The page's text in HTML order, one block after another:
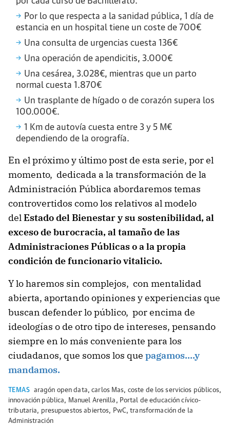
Por lo que respecta a la sanidad pública, 1 día de
estancia en un hospital tiene un coste de 700€
Una consulta de urgencias cuesta 136€
Una operación de apendicitis, 3.000€
Una cesárea, 3.028€, mientras que un parto
normal cuesta 1.870€
Un trasplante de hígado o de corazón supera los
100.000€.
1 Km de autovía cuesta entre 3 y 5 M€
dependiendo de la orografía.
En el próximo y último post de esta serie, por el
momento, dedicada a la transformación de la
Administración Pública abordaremos temas
controvertidos como los relativos al modelo
delEstado del Bienestar y su sostenibilidad, al
exceso de burocracia, al tamaño de las
Administraciones Públicas o a la propia
condición de funcionario vitalicio.
Y lo haremos sin complejos, con mentalidad
abierta, aportando opiniones y experiencias que
buscan defender lo público, por encima de
ideologías o de otro tipo de intereses, pensando
siempre en lo más conveniente para los
ciudadanos, que somos los que pagamos….y
mandamos.
TEMAS aragón open data,carlos Mas, coste de los servicios públicos,
innovación pública, Manuel Arenilla , Portal de educación cívico-
tributaria, presupuestos abiertos, PwC,transformación de la
Administración